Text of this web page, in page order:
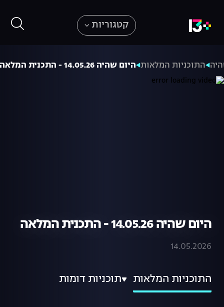
קטגוריות
התוכניות המלאות היום שהיה 14.05.26 - התכנית המלאה
היום שהיה 14.05.26 - התכנית המלאה
14.05.2026
התוכניות המלאות תוכניות דומות